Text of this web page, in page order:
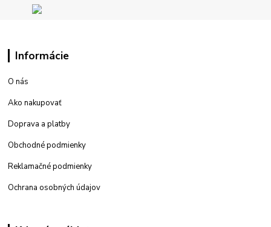
Informácie
O nás
Ako nakupovať
Doprava a platby
Obchodné podmienky
Reklamačné podmienky
Ochrana osobných údajov